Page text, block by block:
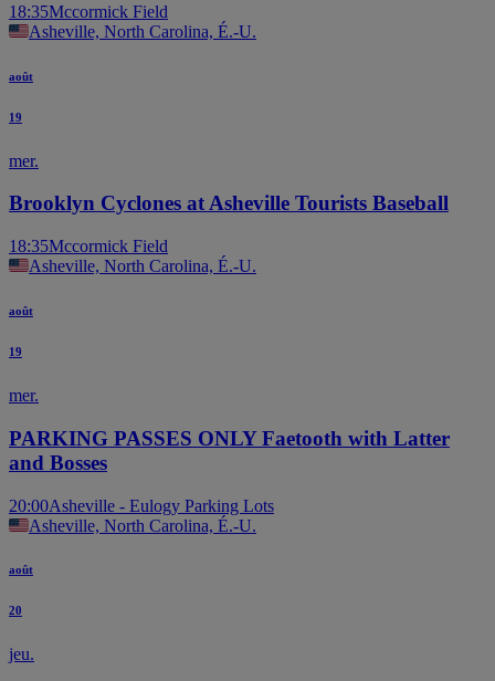
18:35Mccormick Field
Asheville, North Carolina, É.-U.
août
19
mer.
Brooklyn Cyclones at Asheville Tourists Baseball
18:35Mccormick Field
Asheville, North Carolina, É.-U.
août
19
mer.
PARKING PASSES ONLY Faetooth with Latter
and Bosses
20:00Asheville - Eulogy Parking Lots
Asheville, North Carolina, É.-U.
août
20
jeu.